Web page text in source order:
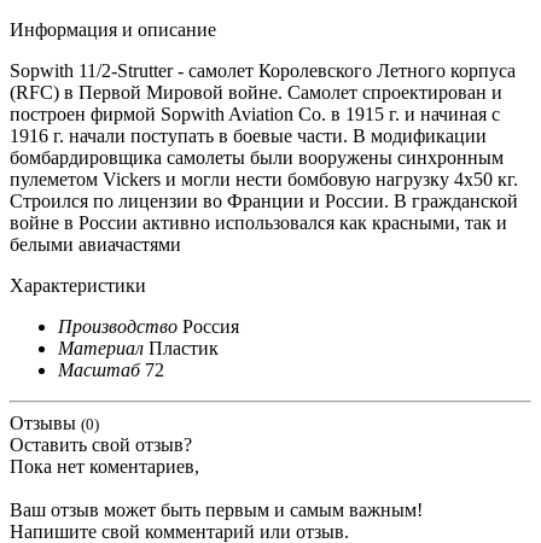
Информация и описание
Sopwith 11/2-Strutter - самолет Королевского Летного корпуса
(RFC) в Первой Мировой войне. Самолет спроектирован и
построен фирмой Sopwith Aviation Co. в 1915 г. и начиная с
1916 г. начали поступать в боевые части. В модификации
бомбардировщика самолеты были вооружены синхронным
пулеметом Vickers и могли нести бомбовую нагрузку 4х50 кг.
Строился по лицензии во Франции и России. В гражданской
войне в России активно использовался как красными, так и
белыми авиачастями
Характеристики
Производство Россия
Материал Пластик
Масштаб 72
Отзывы (0)
Оставить свой отзыв?
Пока нет коментариев,
Ваш отзыв может быть первым и самым важным!
Напишите свой комментарий или отзыв.